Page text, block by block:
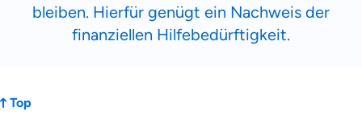
bleiben. Hierfür genügt ein Nachweis der
finanziellen Hilfebedürftigkeit.
Top